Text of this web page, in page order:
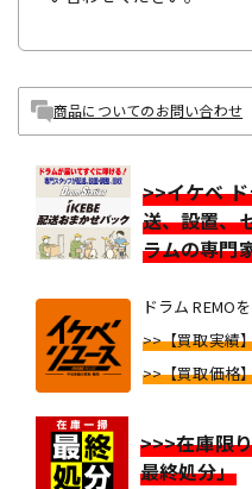
商品についてのお問い合わせ
>>イケベ
送、設置、
ラムの専門
ドラム REMO
>>【買取実績
>>【買取価格
>>>在庫限
最終処分」